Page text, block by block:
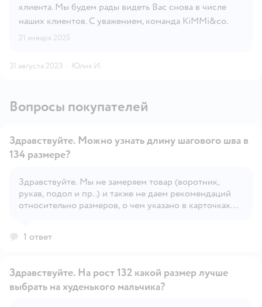
клиента. Мы будем рады видеть Вас снова в числе
наших клиентов. С уважением, команда KiMMi&co.
21 января 2025
31 августа 2023 · Юлия И.
Вопросы покупателей
Открыть вопрос
Здравствуйте. Можно узнать длину шагового шва в
134 размере?
Здравствуйте. Мы не замеряем товар (воротник,
рукав, подол и пр..) и также не даем рекомендаций
относительно размеров, о чем указано в карточках
зависит от индивидуальных особенностей ребёнка.
1 ответ
Здравствуйте. На рост 132 какой размер лучше
выбрать на худенького мальчика?